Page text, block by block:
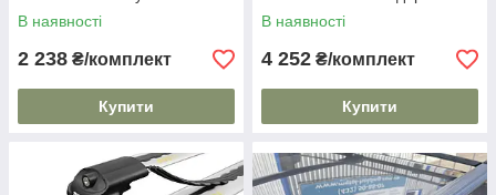
стандартні рейлінги. Без
замка. Сірі
В наявності
2 238 ₴/комплект
Купити
рейлінги. Замок на ключах.
Чорні
В наявності
4 252 ₴/комплект
Купити